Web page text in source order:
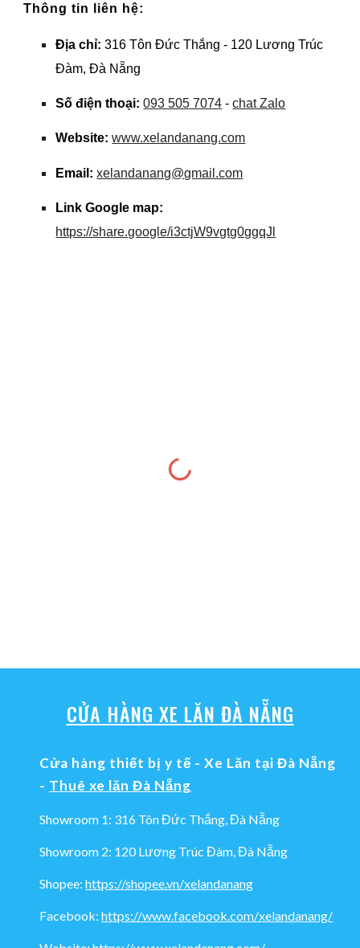
Thông tin liên hệ:
Địa chỉ: 316 Tôn Đức Thắng - 120 Lương Trúc
Đàm, Đà Nẵng
Số điện thoại: 093 505 7074 -chat Zalo
Website: www.xelandanang.com
Email: xelandanang@gmail.com
Link Google map:
https://share.google/i3ctjW9vgtg0ggqJl
CỬA HÀNG XE LĂN ĐÀ NẴNG
Cửa hàng thiết bị y tế - Xe Lăn tại Đà Nẵng
- Thuê xe lăn Đà Nẵng
Showroom 1: 316 Tôn Đức Thắng, Đà Nẵng
Showroom 2: 120 Lương Trúc Đàm, Đà Nẵng
Shopee: https://shopee.vn/xelandanang
Facebook:https://www.facebook.com/xelandanang/